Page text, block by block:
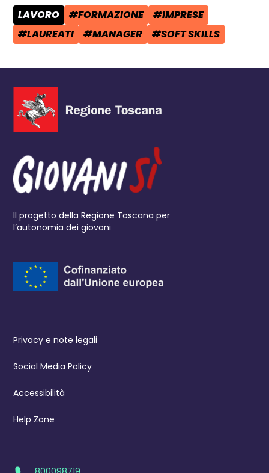
CATEGORIA POST:
LAVORO TAG:
#FORMAZIONE TAG:
#IMPRESE
TAG:
#LAUREATI TAG:
#MANAGER TAG:
#SOFT SKILLS
Il progetto della Regione Toscana per
l’autonomia dei giovani
Privacy e note legali
Social Media Policy
Accessibilità
Help Zone